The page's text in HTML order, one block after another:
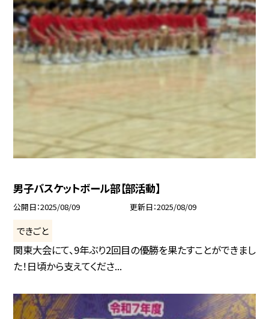
男子バスケットボール部【部活動】
公開日 2025/08/09 更新日 2025/08/09
できごと
関東大会にて、9年ぶり2回目の優勝を果たすことができまし
た！日頃から支えてくださ...